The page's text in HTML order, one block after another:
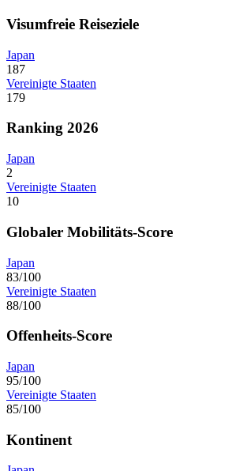
Visumfreie Reiseziele
Japan
187
Vereinigte Staaten
179
Ranking 2026
Japan
2
Vereinigte Staaten
10
Globaler Mobilitäts-Score
Japan
83/100
Vereinigte Staaten
88/100
Offenheits-Score
Japan
95/100
Vereinigte Staaten
85/100
Kontinent